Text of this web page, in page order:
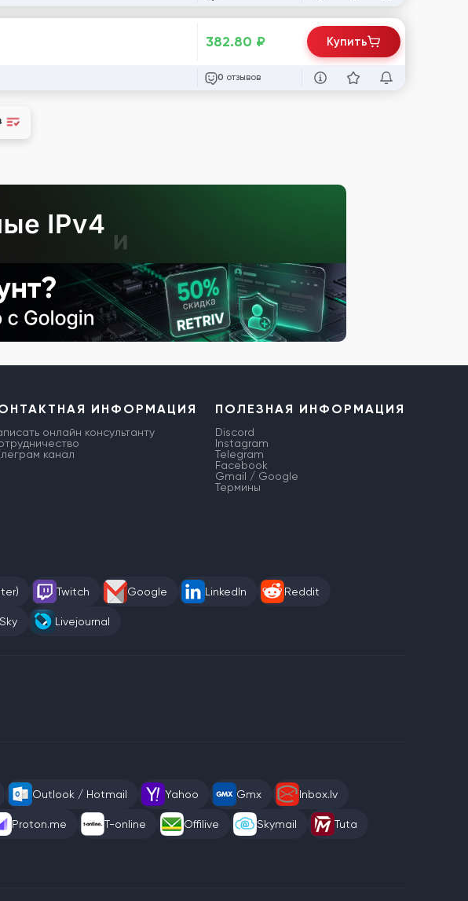
382.80 ₽
0 отзывов
Купить
ИНФОРМАЦИЯ
онлайн консультанту
канал
ПОЛЕЗНАЯ ИНФОРМАЦИЯ
Discord
Instagram
Telegram
Facebook
Gmail / Google
Термины
Twitch Google LinkedIn Reddit
Livejournal
Outlook / Hotmail Yahoo Gmx Inbox.lv
Proton.me T-online Offilive Skymail Tuta